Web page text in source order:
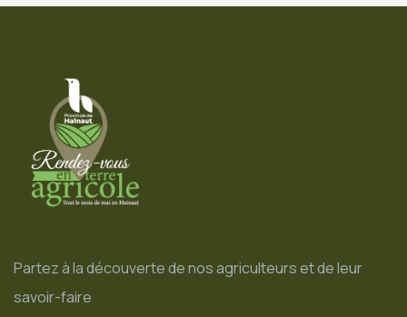
Partez à la découverte de nos agriculteurs et de leur
savoir-faire